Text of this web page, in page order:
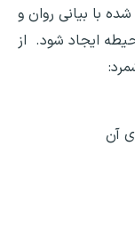
با بیانی روان و
ایجاد شود. از
آن